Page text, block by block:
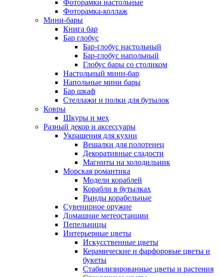
Фоторамки настольные
Фоторамка-коллаж
Мини-бары
Книга бар
Бар глобус
Бар-глобус настольный
Бар-глобус напольный
Глобус бары со столиком
Настольный мини-бар
Напольные мини бары
Бар шкаф
Стеллажи и полки для бутылок
Ковры
Шкуры и мех
Разный декор и аксессуары
Украшения для кухни
Вешалки для полотенец
Декоративные сладости
Магниты на холодильник
Морская романтика
Модели кораблей
Корабли в бутылках
Рынды корабельные
Сувенирное оружие
Домашние метеостанции
Пепельницы
Интерьерные цветы
Искусственные цветы
Керамические и фарфоровые цветы и
букеты
Стабилизированные цветы и растения